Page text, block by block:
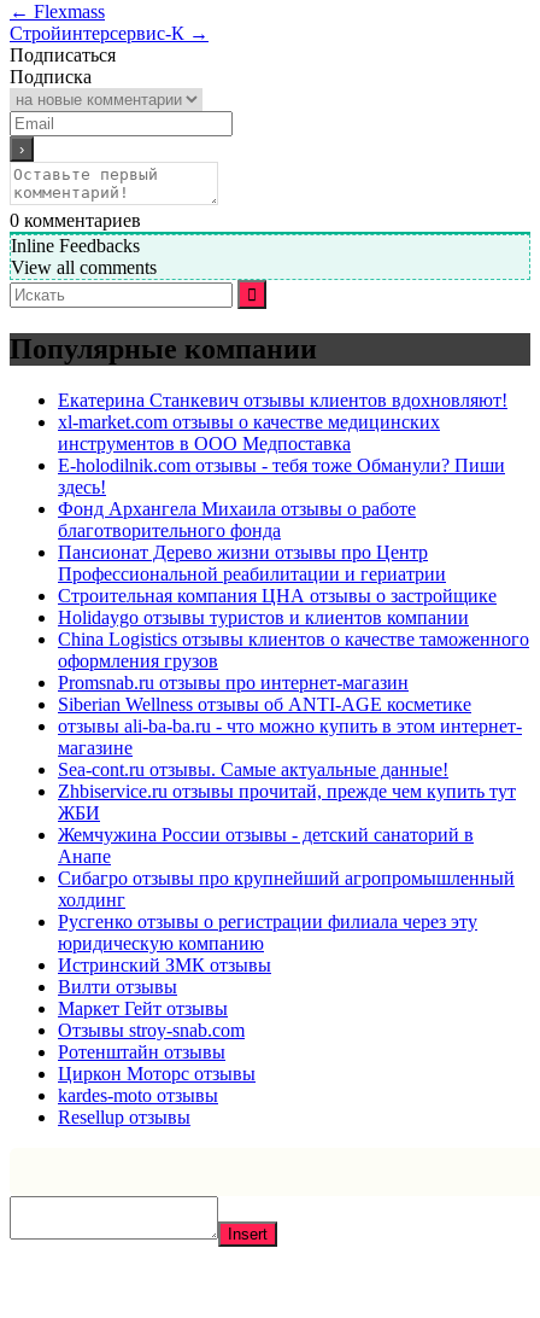
← Flexmass
Стройинтерсервис-К →
Подписаться
Подписка
0 комментариев
Inline Feedbacks
View all comments
Искать:
Популярные компании
Екатерина Станкевич отзывы клиентов вдохновляют!
xl-market.com отзывы о качестве медицинских
инструментов в ООО Медпоставка
E-holodilnik.com отзывы - тебя тоже Обманули? Пиши
здесь!
Фонд Архангела Михаила отзывы о работе
благотворительного фонда
Пансионат Дерево жизни отзывы про Центр
Профессиональной реабилитации и гериатрии
Строительная компания ЦНА отзывы о застройщике
Holidaygo отзывы туристов и клиентов компании
China Logistics отзывы клиентов о качестве таможенного
оформления грузов
Promsnab.ru отзывы про интернет-магазин
Siberian Wellness отзывы об ANTI-AGE косметике
отзывы ali-ba-ba.ru - что можно купить в этом интернет-
магазине
Sea-cont.ru отзывы. Самые актуальные данные!
Zhbiservice.ru отзывы прочитай, прежде чем купить тут
ЖБИ
Жемчужина России отзывы - детский санаторий в
Анапе
Сибагро отзывы про крупнейший агропромышленный
холдинг
Русгенко отзывы о регистрации филиала через эту
юридическую компанию
Истринский ЗМК отзывы
Вилти отзывы
Маркет Гейт отзывы
Отзывы stroy-snab.com
Ротенштайн отзывы
Циркон Моторс отзывы
kardes-moto отзывы
Resellup отзывы
Insert